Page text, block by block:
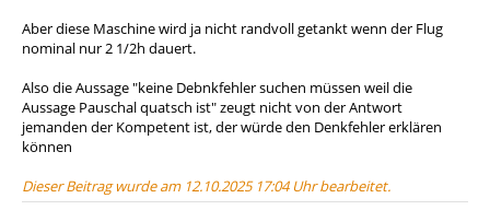
Aber diese Maschine wird ja nicht randvoll getankt wenn der Flug
nominal nur 2 1/2h dauert.
Also die Aussage "keine Debnkfehler suchen müssen weil die
Aussage Pauschal quatsch ist" zeugt nicht von der Antwort
jemanden der Kompetent ist, der würde den Denkfehler erklären
können
Dieser Beitrag wurde am 12.10.2025 17:04 Uhr bearbeitet.